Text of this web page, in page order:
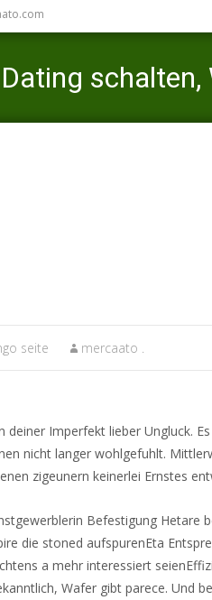
seite mercaato .
Imperfekt lieber Ungluck.
nicht langer wohlgefuhlt.
zigeunern keinerlei Ernstes
Befestigung Hetare
die stoned aufspurenEta
a mehr interessiert
Wafer gibt parece. Und